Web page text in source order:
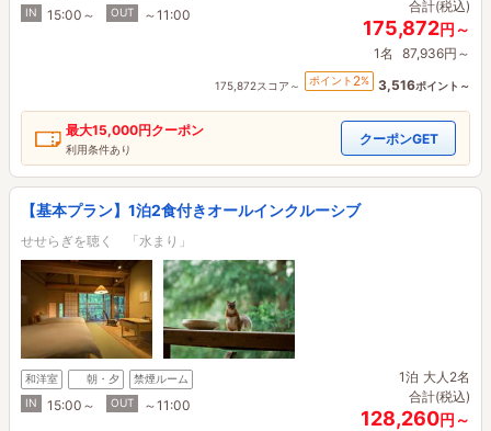
IN
15:00～ OUT ～11:00
合計(税込)
175,872円～
1名 87,936円～
175,872スコア～ ポイント 2% 3,516ポイント～
最大15,000円クーポン
利用条件あり
クーポンGET
【基本プラン】1泊2食付きオールインクルーシブ
せせらぎを聴く 「水まり」
和洋室 朝・夕
禁煙ルーム
IN
15:00～ OUT ～11:00
1泊 大人2名
合計(税込)
128,260円～